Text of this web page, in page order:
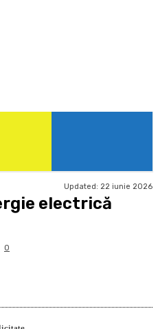
Updated: 22 iunie 2026
electrică
0